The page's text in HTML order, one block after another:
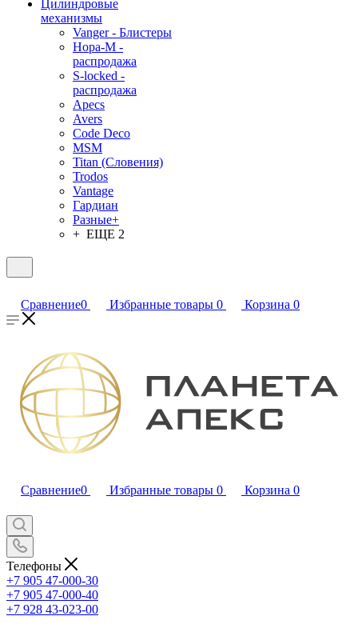
Цилиндровые
механизмы
Vanger - Блистеры
Нора-М -
распродажа
S-locked -
распродажа
Apecs
Avers
Code Deco
MSM
Titan (Словения)
Trodos
Vantage
Гардиан
Разные+
+ ЕЩЕ 2
Сравнение0 Избранные товары 0 Корзина 0
Сравнение0 Избранные товары 0 Корзина 0
Телефоны
+7 905 47-000-30
+7 905 47-000-40
+7 928 43-023-00